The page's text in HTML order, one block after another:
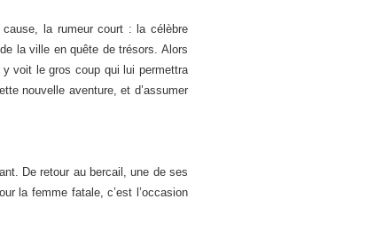
la rumeur court : la célèbre
la ville en quête de trésors. Alors
voit le gros coup qui lui permettra
nouvelle aventure, et d’assumer
De retour au bercail, une de ses
la femme fatale, c’est l’occasion